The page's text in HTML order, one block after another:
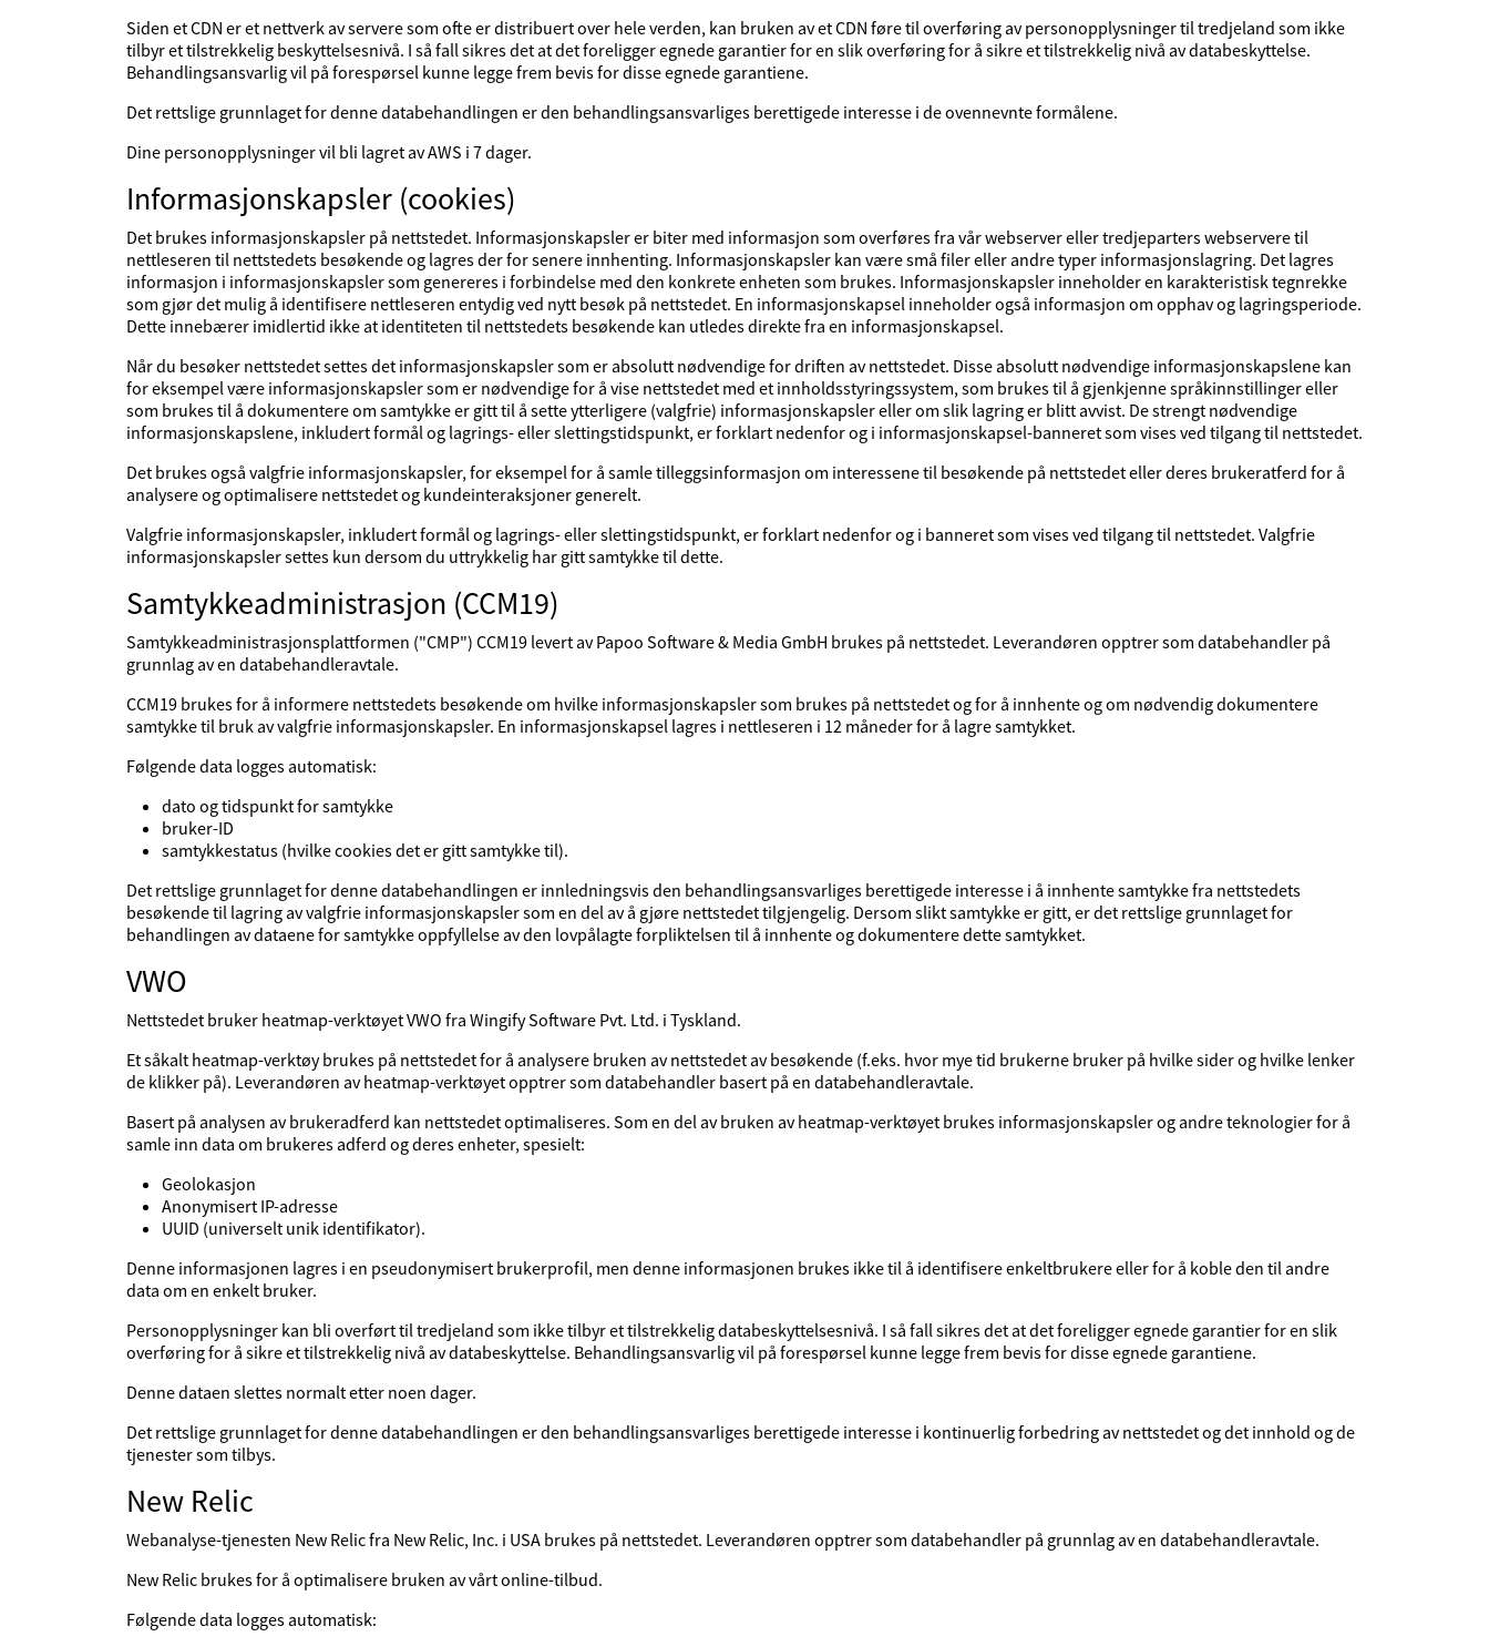
Siden et CDN er et nettverk av servere som ofte er distribuert over hele verden, kan bruken av et CDN føre til overføring av personopplysninger til tredjeland som ikke
tilbyr et tilstrekkelig beskyttelsesnivå. I så fall sikres det at det foreligger egnede garantier for en slik overføring for å sikre et tilstrekkelig nivå av databeskyttelse.
Behandlingsansvarlig vil på forespørsel kunne legge frem bevis for disse egnede garantiene.
Det rettslige grunnlaget for denne databehandlingen er den behandlingsansvarliges berettigede interesse i de ovennevnte formålene.
Dine personopplysninger vil bli lagret av AWS i 7 dager.
Informasjonskapsler (cookies)
Det brukes informasjonskapsler på nettstedet. Informasjonskapsler er biter med informasjon som overføres fra vår webserver eller tredjeparters webservere til
nettleseren til nettstedets besøkende og lagres der for senere innhenting. Informasjonskapsler kan være små filer eller andre typer informasjonslagring. Det lagres
informasjon i informasjonskapsler som genereres i forbindelse med den konkrete enheten som brukes. Informasjonskapsler inneholder en karakteristisk tegnrekke
som gjør det mulig å identifisere nettleseren entydig ved nytt besøk på nettstedet. En informasjonskapsel inneholder også informasjon om opphav og lagringsperiode.
Dette innebærer imidlertid ikke at identiteten til nettstedets besøkende kan utledes direkte fra en informasjonskapsel.
Når du besøker nettstedet settes det informasjonskapsler som er absolutt nødvendige for driften av nettstedet. Disse absolutt nødvendige informasjonskapslene kan
for eksempel være informasjonskapsler som er nødvendige for å vise nettstedet med et innholdsstyringssystem, som brukes til å gjenkjenne språkinnstillinger eller
som brukes til å dokumentere om samtykke er gitt til å sette ytterligere (valgfrie) informasjonskapsler eller om slik lagring er blitt avvist. De strengt nødvendige
informasjonskapslene, inkludert formål og lagrings- eller slettingstidspunkt, er forklart nedenfor og i informasjonskapsel-banneret som vises ved tilgang til nettstedet.
Det brukes også valgfrie informasjonskapsler, for eksempel for å samle tilleggsinformasjon om interessene til besøkende på nettstedet eller deres brukeratferd for å
analysere og optimalisere nettstedet og kundeinteraksjoner generelt.
Valgfrie informasjonskapsler, inkludert formål og lagrings- eller slettingstidspunkt, er forklart nedenfor og i banneret som vises ved tilgang til nettstedet. Valgfrie
informasjonskapsler settes kun dersom du uttrykkelig har gitt samtykke til dette.
Samtykkeadministrasjon (CCM19)
Samtykkeadministrasjonsplattformen ("CMP") CCM19 levert av Papoo Software & Media GmbH brukes på nettstedet. Leverandøren opptrer som databehandler på
grunnlag av en databehandleravtale.
CCM19 brukes for å informere nettstedets besøkende om hvilke informasjonskapsler som brukes på nettstedet og for å innhente og om nødvendig dokumentere
samtykke til bruk av valgfrie informasjonskapsler. En informasjonskapsel lagres i nettleseren i 12 måneder for å lagre samtykket.
Følgende data logges automatisk:
dato og tidspunkt for samtykke
bruker-ID
samtykkestatus (hvilke cookies det er gitt samtykke til).
Det rettslige grunnlaget for denne databehandlingen er innledningsvis den behandlingsansvarliges berettigede interesse i å innhente samtykke fra nettstedets
besøkende til lagring av valgfrie informasjonskapsler som en del av å gjøre nettstedet tilgjengelig. Dersom slikt samtykke er gitt, er det rettslige grunnlaget for
behandlingen av dataene for samtykke oppfyllelse av den lovpålagte forpliktelsen til å innhente og dokumentere dette samtykket.
VWO
Nettstedet bruker heatmap-verktøyet VWO fra Wingify Software Pvt. Ltd. i Tyskland.
Et såkalt heatmap-verktøy brukes på nettstedet for å analysere bruken av nettstedet av besøkende (f.eks. hvor mye tid brukerne bruker på hvilke sider og hvilke lenker
de klikker på). Leverandøren av heatmap-verktøyet opptrer som databehandler basert på en databehandleravtale.
Basert på analysen av brukeradferd kan nettstedet optimaliseres. Som en del av bruken av heatmap-verktøyet brukes informasjonskapsler og andre teknologier for å
samle inn data om brukeres adferd og deres enheter, spesielt:
Geolokasjon
Anonymisert IP-adresse
UUID (universelt unik identifikator).
Denne informasjonen lagres i en pseudonymisert brukerprofil, men denne informasjonen brukes ikke til å identifisere enkeltbrukere eller for å koble den til andre
data om en enkelt bruker.
Personopplysninger kan bli overført til tredjeland som ikke tilbyr et tilstrekkelig databeskyttelsesnivå. I så fall sikres det at det foreligger egnede garantier for en slik
overføring for å sikre et tilstrekkelig nivå av databeskyttelse. Behandlingsansvarlig vil på forespørsel kunne legge frem bevis for disse egnede garantiene.
Denne dataen slettes normalt etter noen dager.
Det rettslige grunnlaget for denne databehandlingen er den behandlingsansvarliges berettigede interesse i kontinuerlig forbedring av nettstedet og det innhold og de
tjenester som tilbys.
New Relic
Webanalyse-tjenesten New Relic fra New Relic, Inc. i USA brukes på nettstedet. Leverandøren opptrer som databehandler på grunnlag av en databehandleravtale.
New Relic brukes for å optimalisere bruken av vårt online-tilbud.
Følgende data logges automatisk: